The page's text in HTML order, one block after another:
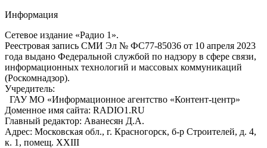
Информация
Сетевое издание «Радио 1».
Реестровая запись СМИ Эл № ФС77-85036 от 10 апреля 2023
года выдано Федеральной службой по надзору в сфере связи,
информационных технологий и массовых коммуникаций
(Роскомнадзор).
Учредитель:
ГАУ МО «Информационное агентство «Контент-центр»
Доменное имя сайта: RADIO1.RU
Главный редактор: Аванесян Д.А.
Адрес: Московская обл., г. Красногорск, б-р Строителей, д. 4,
к. 1, помещ. XXIII